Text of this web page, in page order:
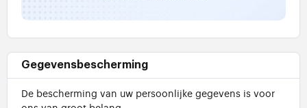
Gegevensbescherming
De bescherming van uw persoonlijke gegevens is voor